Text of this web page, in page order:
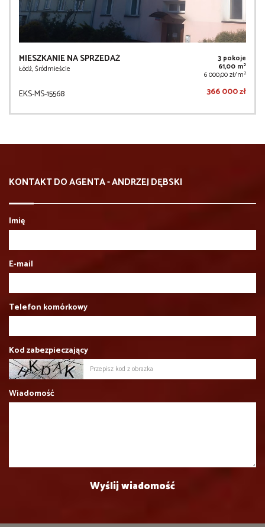
MIESZKANIE NA SPRZEDAŻ
Łódź, Śródmieście
3 pokoje
61,00 m2
6 000,00 zł/m2
EKS-MS-15568 366 000 zł
KONTAKT DO AGENTA - ANDRZEJ DĘBSKI
Imię
E-mail
Telefon komórkowy
Kod zabezpieczający
Wiadomość